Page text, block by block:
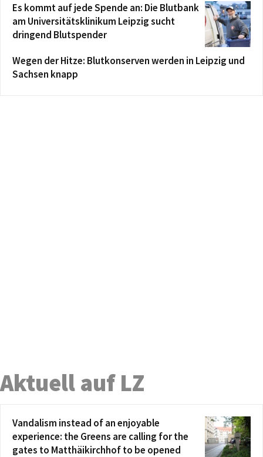
Es kommt auf jede Spende an: Die Blutbank
am Universitätsklinikum Leipzig sucht
dringend Blutspender
Wegen der Hitze: Blutkonserven werden in Leipzig und
Sachsen knapp
Aktuell auf LZ
Vandalism instead of an enjoyable
experience: the Greens are calling for the
gates to Matthäikirchhof to be opened